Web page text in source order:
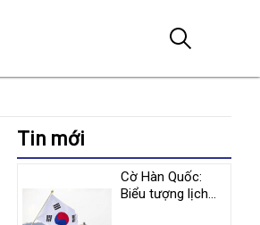
Tin mới
Cờ Hàn Quốc:
Biểu tượng lịch